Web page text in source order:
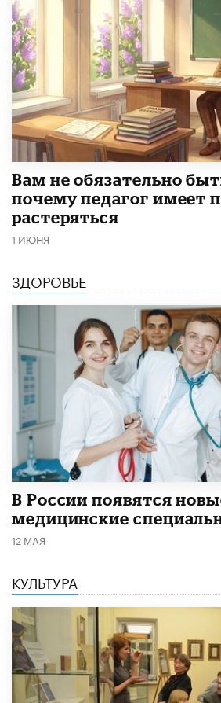
​Вам не обязательно
почему педагог имеет
растеряться
1 ИЮНЯ
ЗДОРОВЬЕ
В России появятся
медицинские
12 МАЯ
КУЛЬТУРА